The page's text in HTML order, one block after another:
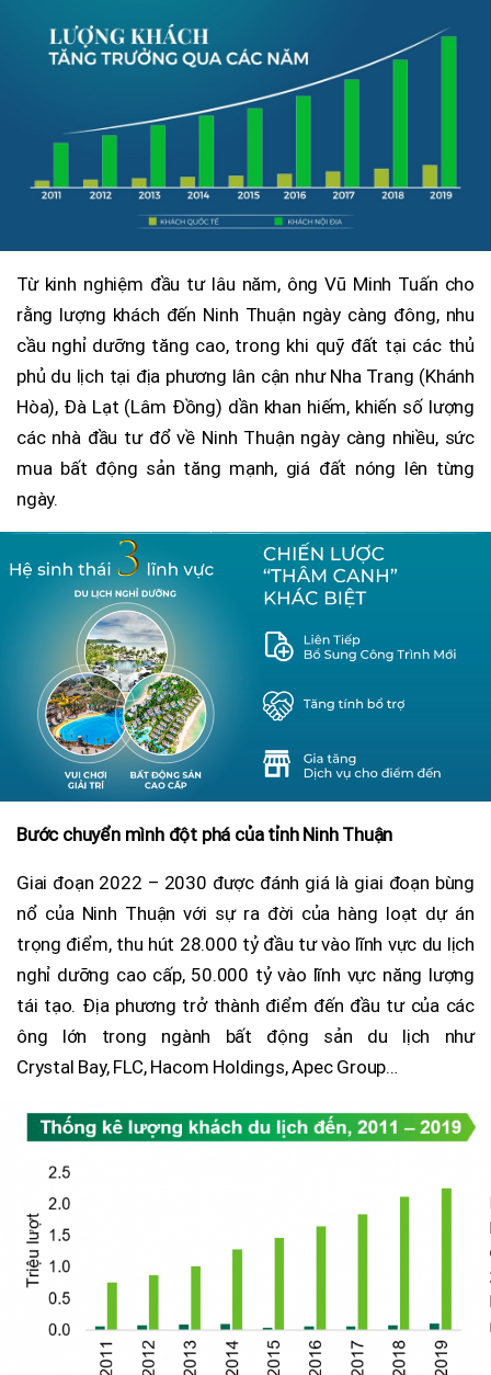
Từ kinh nghiệm đầu tư lâu năm, ông Vũ Minh Tuấn cho
rằng lượng khách đến Ninh Thuận ngày càng đông, nhu
cầu nghỉ dưỡng tăng cao, trong khi quỹ đất tại các thủ
phủ du lịch tại địa phương lân cận như Nha Trang (Khánh
Hòa), Đà Lạt (Lâm Đồng) dần khan hiếm, khiến số lượng
các nhà đầu tư đổ về Ninh Thuận ngày càng nhiều, sức
mua bất động sản tăng mạnh, giá đất nóng lên từng
ngày.
Bước chuyển mình đột phá của tỉnh Ninh Thuận
Giai đoạn 2022 – 2030 được đánh giá là giai đoạn bùng
nổ của Ninh Thuận với sự ra đời của hàng loạt dự án
trọng điểm, thu hút 28.000 tỷ đầu tư vào lĩnh vực du lịch
nghỉ dưỡng cao cấp, 50.000 tỷ vào lĩnh vực năng lượng
tái tạo. Địa phương trở thành điểm đến đầu tư của các
ông lớn trong ngành bất động sản du lịch như
Crystal Bay, FLC, Hacom Holdings, Apec Group…